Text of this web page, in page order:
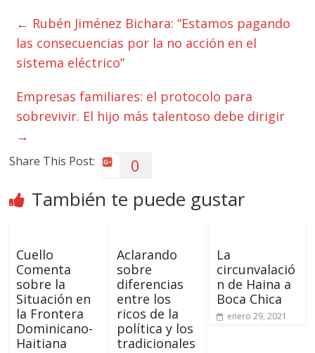
← Rubén Jiménez Bichara: “Estamos pagando
las consecuencias por la no acción en el
sistema eléctrico”
Empresas familiares: el protocolo para
sobrevivir. El hijo más talentoso debe dirigir
→
Share This Post: 0
También te puede gustar
Cuello
Comenta
sobre la
Situación en
la Frontera
Dominicano-
Haitiana
Aclarando
sobre
diferencias
entre los
ricos de la
política y los
tradicionales
La
circunvalació
n de Haina a
Boca Chica
enero 29, 2021